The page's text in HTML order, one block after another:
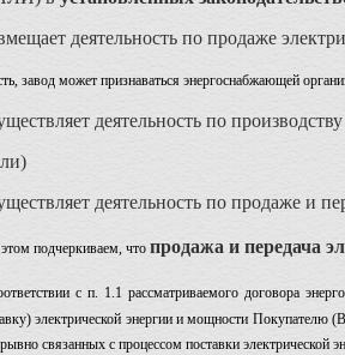
деятельность по продаже
завод может признаваться энергоснабжающей
деятельность по
деятельность по продаже и
подчеркиваем, что продажа и передача
с п. 1.1 рассматриваемого договора
электрической энергии и мощности Покупателю
связанных с процессом поставки электрической